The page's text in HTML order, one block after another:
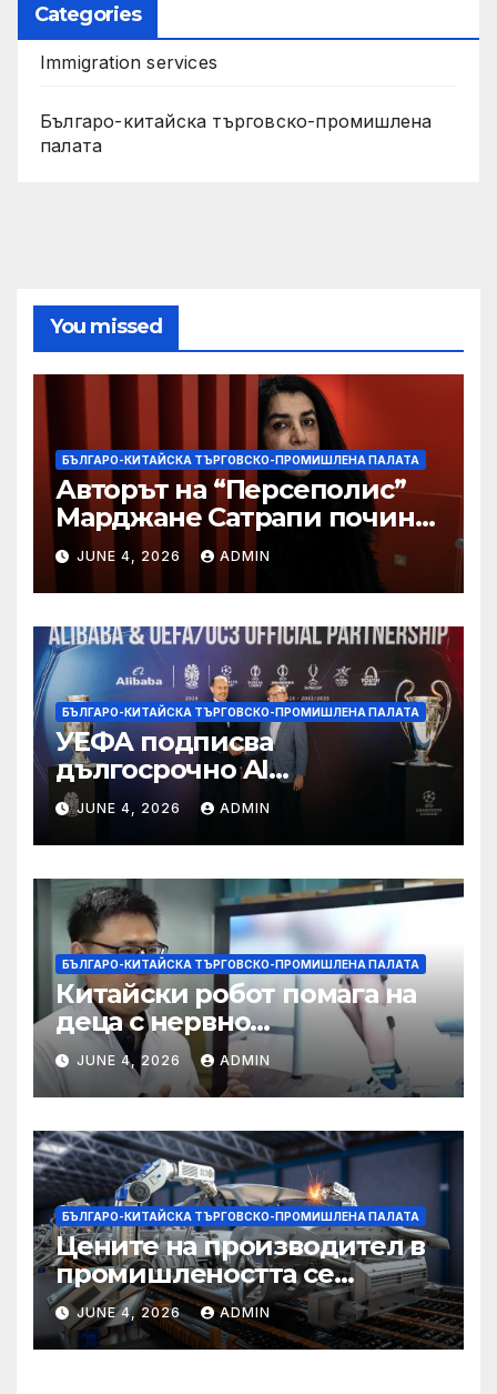
Categories
Immigration services
Българо-китайска търговско-промишлена
палата
You missed
БЪЛГАРО-КИТАЙСКА ТЪРГОВСКО-ПРОМИШЛЕНА ПАЛАТА
Авторът на “Персеполис”
Марджане Сатрапи почина
“от тъга” на 56 години
JUNE 4, 2026 ADMIN
БЪЛГАРО-КИТАЙСКА ТЪРГОВСКО-ПРОМИШЛЕНА ПАЛАТА
УЕФА подписва
дългосрочно AI
партньорство с Alibaba
JUNE 4, 2026 ADMIN
БЪЛГАРО-КИТАЙСКА ТЪРГОВСКО-ПРОМИШЛЕНА ПАЛАТА
Китайски робот помага на
деца с нервно
разстройство да се
изправят за първи път
JUNE 4, 2026 ADMIN
БЪЛГАРО-КИТАЙСКА ТЪРГОВСКО-ПРОМИШЛЕНА ПАЛАТА
Цените на производител в
промишлеността се
понижават с 0,7% в
еврозоната и с 0,5% в ЕС
JUNE 4, 2026 ADMIN